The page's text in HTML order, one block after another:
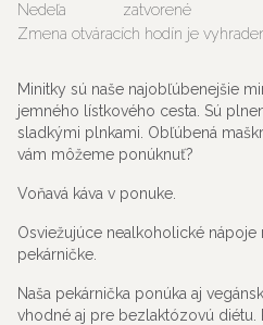
Nedeľa
zatvorené
Zmena otváracích hodín je
Minitky sú naše najobľúbenejšie
jemného lístkového cesta. Sú
sladkými plnkami. Obľúbená
vám môžeme ponúknuť?
Voňavá káva v ponuke.
Osviežujúce nealkoholické nápoje
pekárničke.
Naša pekárnička ponúka aj
vhodné aj pre bezlaktózovú diétu.